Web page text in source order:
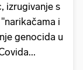
izrugivanje s
i
genocida u